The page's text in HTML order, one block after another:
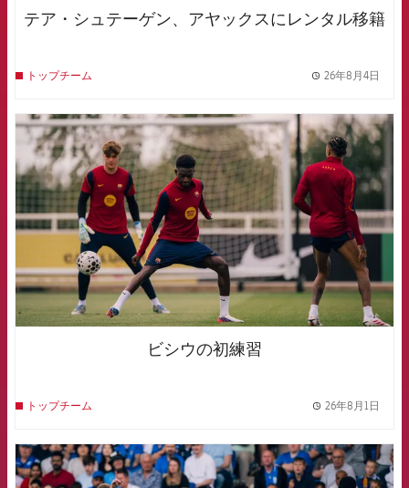
テア・シュテーゲン、アヤックスにレンタル移籍
トップチーム 26年8月4日
FCB Barcelona badge
ビシウの初練習
トップチーム 26年8月1日
FCB Barcelona badge